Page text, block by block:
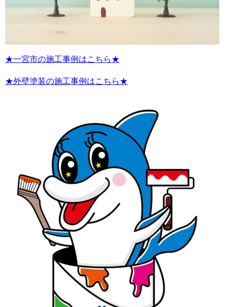
★一宮市の施工事例はこちら★
★外壁塗装の施工事例はこちら★